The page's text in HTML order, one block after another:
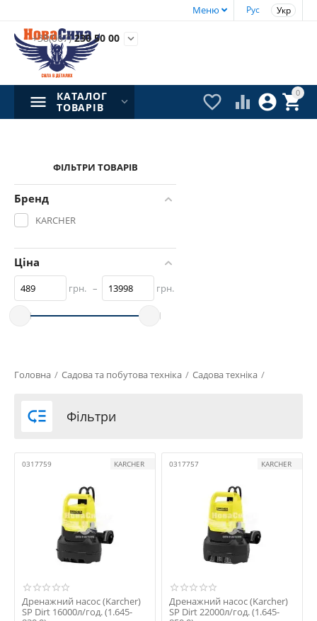
Рус Укр
Меню
+38(067)230 50 00 
0


 
КАТАЛОГ
ТОВАРІВ
ФІЛЬТРИ ТОВАРІВ
Бренд
KARCHER
Ціна
грн. – грн.
Головна / Садова та побутова техніка / Садова техніка /
 Фільтри
0317759 KARCHER
Дренажний насос (Karcher)
SP Dirt 16000л/год. (1.645-
0317757 KARCHER
Дренажний насос (Karcher)
SP Dirt 22000л/год. (1.645-